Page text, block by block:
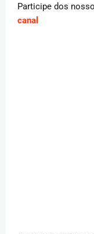
Participe dos
canal